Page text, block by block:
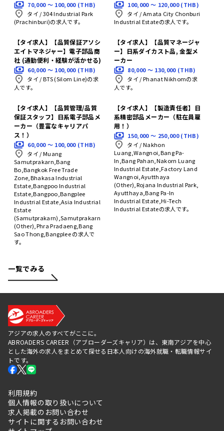
70,000 〜 100,000 (THB)
タイ /304 Industrial Park
(Prachinburi)の求人です。
100,000 〜 120,000 (THB)
タイ /Amata City Chonburi
Industrial Estateの求人です。
【タイ求人】【品質保証アソシ
エイトマネジャー】電子部品商
社 (通勤便利・経験が活かせる)
60,000 〜 100,000 (THB)
タイ /BTS (Silom Line)の求
人です。
【タイ求人】【品質マネージャ
ー】日系ダイカスト品, 金型メ
ーカー
80,000 〜 130,000 (THB)
タイ /Phanat Nikhomの求
人です。
【タイ求人】【品質管理/品質
保証スタッフ】日系電子部品メ
ーカー（豊富なキャリアパ
ス！）
60,000 〜 100,000 (THB)
タイ /Muang
Samutprakarn,Bang
Bo,Bangkok Free Trade
Zone,Bhakasa Industrial
Estate,Bangpoo Industrial
Estate,Bangpoo,Bangplee
Industrial Estate,Asia Industrial
Estate
(Samutprakarn),Samutprakarn
(Other),Phra Pradaeng,Bang
Sao Thong,Bangplee の求人で
す。
【タイ求人】【製造責任者】日
系精密部品メーカー（駐在員雇
用！）
150,000 〜 250,000 (THB)
タイ /Nakhon
Luang,Wangnoi,Bang Pa-
In,Bang Pahan,Nakorn Luang
Industrial Estate,Factory Land
Wangnoi,Ayutthaya
(Other),Rojana Industrial Park,
Ayutthaya,Bang Pa-In
Industrial Estate,Hi-Tech
Industrial Estateの求人です。
一覧でみる
アジアの求人のすべてがここに。
ABROADERS CAREER（アブローダーズキャリア）は、東南アジアを中心
とした海外の求人をまとめて探せる日本人向けの海外就職・転職情報サイ
トです。
利用規約
個人情報の取り扱いについて
求人掲載のお問い合わせ
サイトに関するお問い合わせ